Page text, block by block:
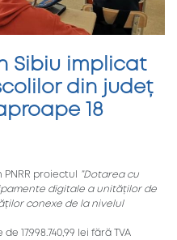
Sibiu implicat
din județ
18
proiectul
”Dotarea cu
digitale a unităților de
conexe de la nivelul
17.998.740,99 lei fără TVA